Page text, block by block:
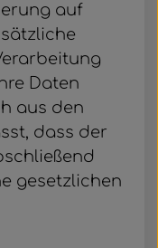
auf
Daten
aus den
dass der
gesetzlichen